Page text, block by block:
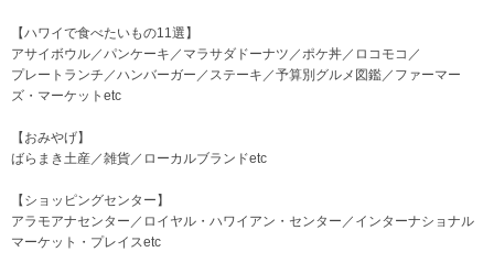
【ハワイで食べたいもの11選】
アサイボウル／パンケーキ／マラサダドーナツ／ポケ丼／ロコモコ／
プレートランチ／ハンバーガー／ステーキ／予算別グルメ図鑑／ファーマー
ズ・マーケットetc
【おみやげ】
ばらまき土産／雑貨／ローカルブランドetc
【ショッピングセンター】
アラモアナセンター／ロイヤル・ハワイアン・センター／インターナショナル
マーケット・プレイスetc